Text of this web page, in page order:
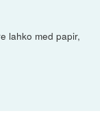
lahko med papir,